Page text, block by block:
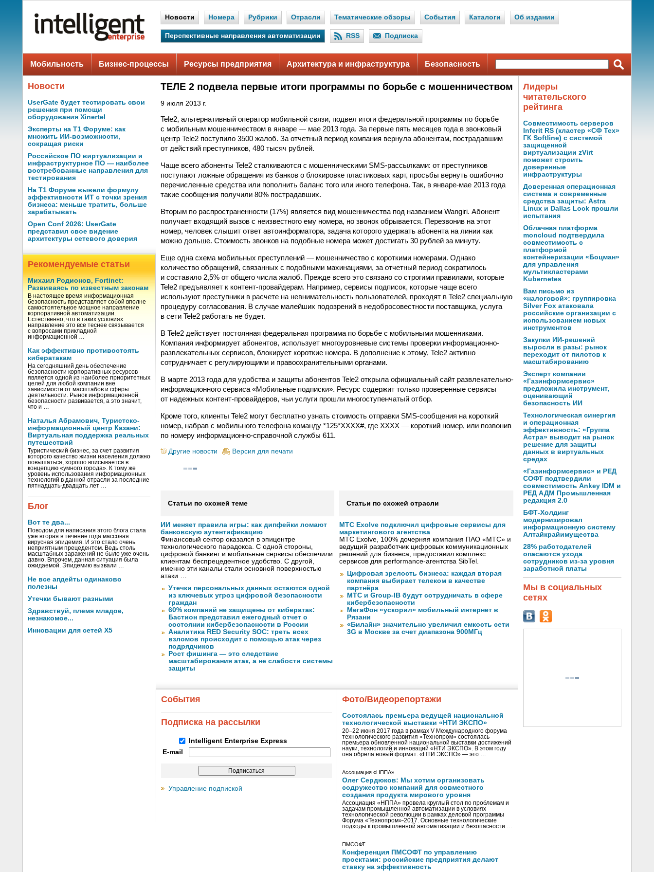
Новости Номера Рубрики Отрасли Тематические обзоры События Каталоги Об издании
Перспективные направления автоматизации RSS Подписка
Мобильность Бизнес-процессы Ресурсы предприятия Архитектура и инфраструктура Безопасность
Новости
UserGate будет тестировать свои
решения при помощи
оборудования Xinertel
Эксперты на Т1 Форуме: как
множить ИИ-возможности,
сокращая риски
Российское ПО виртуализации и
инфраструктурное ПО — наиболее
востребованные направления для
тестирования
На Т1 Форуме вывели формулу
эффективности ИТ с точки зрения
бизнеса: меньше тратить, больше
зарабатывать
Open Conf 2026: UserGate
представил свое видение
архитектуры сетевого доверия
Рекомендуемые статьи
Михаил Родионов, Fortinet:
Развиваясь по известным законам
В настоящее время информационная
безопасность представляет собой вполне
самостоятельное мощное направление
корпоративной автоматизации.
Естественно, что в таких условиях
направление это все теснее связывается
с вопросами прикладной
информационной …
Как эффективно противостоять
кибератакам
На сегодняшний день обеспечение
безопасности корпоративных ресурсов
является одной из наиболее приоритетных
целей для любой компании вне
зависимости от масштабов и сферы
деятельности. Рынок информационной
безопасности развивается, а это значит,
что и …
Наталья Абрамович, Туристско-
информационный центр Казани:
Виртуальная поддержка реальных
путешествий
Туристический бизнес, за счет развития
которого качество жизни населения должно
повышаться, хорошо вписывается в
концепцию «умного города». К тому же
уровень использования информационных
технологий в данной отрасли за последние
пятнадцать-двадцать лет …
Блог
Вот те два...
Поводом для написания этого блога стала
уже вторая в течение года массовая
вирусная эпидемия. И это стало очень
неприятным прецедентом. Ведь столь
масштабных заражений не было уже очень
давно. Впрочем, данная ситуация была
ожидаемой. Эпидемию вызвали …
Не все апдейты одинаково
полезны
Утечки бывают разными
Здравствуй, племя младое,
незнакомое...
Инновации для сетей X5
ТЕЛЕ 2 подвела первые итоги программы по борьбе с мошенничеством
9 июля 2013 г.
Tele2, альтернативный оператор мобильной связи, подвел итоги федеральной программы по борьбе
с мобильным мошенничеством в январе — мае 2013 года. За первые пять месяцев года в звонковый
центр Tele2 поступило 3500 жалоб. За отчетный период компания вернула абонентам, пострадавшим
от действий преступников, 480 тысяч рублей.
Чаще всего абоненты Tele2 сталкиваются с мошенническими SMS-рассылками: от преступников
поступают ложные обращения из банков о блокировке пластиковых карт, просьбы вернуть ошибочно
перечисленные средства или пополнить баланс того или иного телефона. Так, в январе-мае 2013 года
такие сообщения получили 80% пострадавших.
Вторым по распространенности (17%) является вид мошенничества под названием Wangiri. Абонент
получает входящий вызов с неизвестного ему номера, но звонок обрывается. Перезвонив на этот
номер, человек слышит ответ автоинформатора, задача которого удержать абонента на линии как
можно дольше. Стоимость звонков на подобные номера может достигать 30 рублей за минуту.
Еще одна схема мобильных преступлений — мошенничество с короткими номерами. Однако
количество обращений, связанных с подобными махинациями, за отчетный период сократилось
и составило 2,5% от общего числа жалоб. Прежде всего это связано со строгими правилами, которые
Tele2 предъявляет к контент-провайдерам. Например, сервисы подписок, которые чаще всего
используют преступники в расчете на невнимательность пользователей, проходят в Tele2 специальную
процедуру согласования. В случае малейших подозрений в недобросовестности поставщика, услуга
в сети Tele2 работать не будет.
В Tele2 действует постоянная федеральная программа по борьбе с мобильными мошенниками.
Компания информирует абонентов, использует многоуровневые системы проверки информационно-
развлекательных сервисов, блокирует короткие номера. В дополнение к этому, Tele2 активно
сотрудничает с регулирующими и правоохранительными органами.
В марте 2013 года для удобства и защиты абонентов Tele2 открыла официальный сайт развлекательно-
информационного сервиса «Мобильные подписки». Ресурс содержит только проверенные сервисы
от надежных контент-провайдеров, чьи услуги прошли многоступенчатый отбор.
Кроме того, клиенты Tele2 могут бесплатно узнать стоимость отправки SMS-сообщения на короткий
номер, набрав с мобильного телефона команду *125*ХХХХ#, где XXXX — короткий номер, или позвонив
по номеру информационно-справочной службы 611.
Другие новости Версия для печати
Статьи по схожей теме
ИИ меняет правила игры: как дипфейки ломают
банковскую аутентификацию
Финансовый сектор оказался в эпицентре
технологического парадокса. С одной стороны,
цифровой банкинг и мобильные сервисы обеспечили
клиентам беспрецедентное удобство. С другой,
именно эти каналы стали основной поверхностью
атаки …
Утечки персональных данных остаются одной
из ключевых угроз цифровой безопасности
граждан
60% компаний не защищены от кибератак:
Бастион представил ежегодный отчет о
состоянии кибербезопасности в России
Аналитика RED Security SOC: треть всех
взломов происходит с помощью атак через
подрядчиков
Рост фишинга — это следствие
масштабирования атак, а не слабости системы
защиты
Статьи по схожей отрасли
МТС Exolve подключил цифровые сервисы для
маркетингового агентства
МТС Exolve, 100% дочерняя компания ПАО «МТС» и
ведущий разработчик цифровых коммуникационных
решений для бизнеса, предоставил комплекс
сервисов для performance-агентства SibTel.
Цифровая зрелость бизнеса: каждая вторая
компания выбирает телеком в качестве
партнёра
МТС и Group-IB будут сотрудничать в сфере
кибербезопасности
МегаФон «ускорил» мобильный интернет в
Рязани
«Билайн» значительно увеличил емкость сети
3G в Москве за счет диапазона 900МГц
События
Подписка на рассылки
Intelligent Enterprise Express
E-mail
Управление подпиской
Фото/Видеорепортажи
Состоялась премьера ведущей национальной
технологической выставки «НТИ ЭКСПО»
20–22 июня 2017 года в рамках V Международного форума
технологического развития «Технопром» состоялась
премьера обновленной национальной выставки достижений
науки, технологий и инноваций «НТИ ЭКСПО». В этом году
она обрела новый формат: «НТИ ЭКСПО» — это …
Ассоциация «НППА»
Олег Сердюков: Мы хотим организовать
содружество компаний для совместного
создания продукта мирового уровня
Ассоциация «НППА» провела круглый стол по проблемам и
задачам промышленной автоматизации в условиях
технологической революции в рамках деловой программы
Форума «Технопром»-2017. Основные технологические
подходы к промышленной автоматизации и безопасности …
ПМСОФТ
Конференция ПМСОФТ по управлению
проектами: российские предприятия делают
ставку на эффективность
Лидеры
читательского
рейтинга
Совместимость серверов
Inferit RS (кластер «СФ Тех»
ГК Softline) с системой
защищенной
виртуализации zVirt
поможет строить
доверенные
инфраструктуры
Доверенная операционная
система и современные
средства защиты: Astra
Linux и Dallas Lock прошли
испытания
Облачная платформа
moncloud подтвердила
совместимость с
платформой
контейнеризации «Боцман»
для управления
мультикластерами
Kubernetes
Вам письмо из
«налоговой»: группировка
Silver Fox атаковала
российские организации с
использованием новых
инструментов
Закупки ИИ-решений
выросли в разы: рынок
переходит от пилотов к
масштабированию
Эксперт компании
«Газинформсервис»
предложила инструмент,
оценивающий
безопасность ИИ
Технологическая синергия
и операционная
эффективность: «Группа
Астра» выводит на рынок
решение для защиты
данных в виртуальных
средах
«Газинформсервис» и РЕД
СОФТ подтвердили
совместимость Ankey IDM и
РЕД АДМ Промышленная
редакция 2.0
БФТ-Холдинг
модернизировал
информационную систему
Алтайкрайимущества
28% работодателей
опасаются ухода
сотрудников из-за уровня
заработной платы
Мы в социальных
сетях